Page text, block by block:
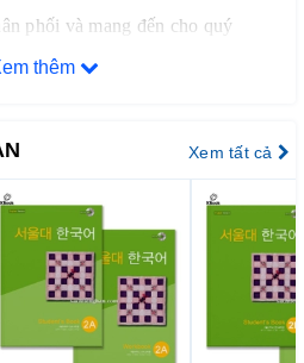
phối và mang đến cho quý
tiếng Hàn chất lượng tốt nhất trên
trước khi xuất kho đều phải qua
để loại trừ sự cố có thể xảy ra
đạt tiêu chuẩn chất lượng tốt
nhu cầu của khách hàng.
luôn cải tiến để chất lượng của
tốt hơn.
bán hàng:
thêm
Xem tất cả